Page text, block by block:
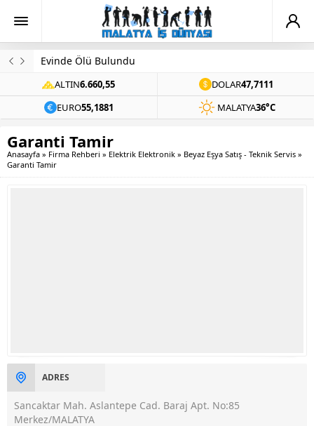
Evinde Ölü Bulundu
ALTIN6.660,55 DOLAR47,7111
EURO55,1881 MALATYA36°C
Garanti Tamir
Anasayfa » Firma Rehberi » Elektrik Elektronik » Beyaz Eşya Satış - Teknik Servis »
Garanti Tamir
ADRES
Sancaktar Mah. Aslantepe Cad. Baraj Apt. No:85
Merkez/MALATYA